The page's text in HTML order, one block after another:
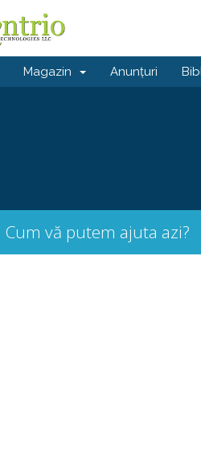
Magazin Anunțuri
Cum vă putem ajuta azi?